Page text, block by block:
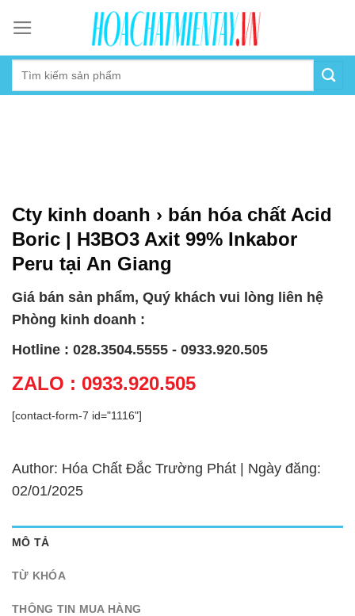
content
Cty kinh doanh › bán hóa chất Acid
Boric | H3BO3 Axit 99% Inkabor
Peru tại An Giang
Giá bán sản phẩm, Quý khách vui lòng liên hệ
Phòng kinh doanh :
Hotline : 028.3504.5555 - 0933.920.505
ZALO : 0933.920.505
[contact-form-7 id="1116"]
Author: Hóa Chất Đắc Trường Phát | Ngày đăng:
02/01/2025
MÔ TẢ
TỪ KHÓA
THÔNG TIN MUA HÀNG